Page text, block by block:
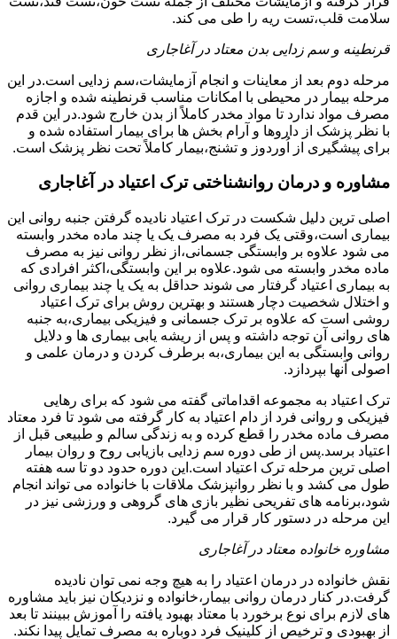
سلامت قلب،تست ریه را طی می کند.
قرنطینه و سم زدایی بدن معتاد در آغاجاری
مرحله دوم بعد از معاینات و انجام آزمایشات،سم زدایی است.در این
مرحله بیمار در محیطی با امکانات مناسب قرنطینه شده و اجازه
مصرف مواد ندارد تا مواد مخدر کاملاً از بدن خارج شود.در این قدم
با نظر پزشک از داروها و آرام بخش ها برای بیمار استفاده شده و
برای پیشگیری از اُوردوز و تشنج،بیمار کاملاً تحت نظر پزشک است.
مشاوره و درمان روانشناختی ترک اعتیاد در آغاجاری
اصلی ترین دلیل شکست در ترک اعتیاد نادیده گرفتن جنبه روانی این
بیماری است،وقتی یک فرد به مصرف یک یا چند ماده مخدر وابسته
می شود علاوه بر وابستگی جسمانی،از نظر روانی نیز به مصرف
ماده مخدر وابسته می شود.علاوه بر این وابستگی،اکثر افرادی که
به بیماری اعتیاد گرفتار می شوند حداقل به یک یا چند بیماری روانی
و اختلال شخصیت دچار هستند و بهترین روش برای ترک اعتیاد
روشی است که علاوه بر ترک جسمانی و فیزیکی بیماری،به جنبه
های روانی آن توجه داشته و پس از ریشه یابی بیماری ها و دلایل
روانی وابستگی به این بیماری،به برطرف کردن و درمان علمی و
اصولی آنها بپردازد.
ترک اعتیاد به مجموعه اقداماتی گفته می شود که برای رهایی
فیزیکی و روانی فرد از دام اعتیاد به کار گرفته می شود تا فرد معتاد
مصرف ماده مخدر را قطع کرده و به زندگی سالم و طبیعی قبل از
اعتیاد برسد.پس از طی دوره سم زدایی بازیابی روح و روان بیمار
اصلی ترین مرحله ترک اعتیاد است.این دوره حدود دو تا سه هفته
طول می کشد و با نظر روانپزشک ملاقات با خانواده می تواند انجام
شود،برنامه های تفریحی نظیر بازی های گروهی و ورزشی نیز در
این مرحله در دستور کار قرار می گیرد.
مشاوره خانواده معتاد در آغاجاری
نقش خانواده در درمان اعتیاد را به هیچ وجه نمی توان نادیده
گرفت.در کنار درمان روانی بیمار،خانواده و نزدیکان نیز باید مشاوره
های لازم برای نوع برخورد با معتاد بهبود یافته را آموزش ببینند تا بعد
از بهبودی و ترخیص از کلینیک فرد دوباره به مصرف تمایل پیدا نکند.